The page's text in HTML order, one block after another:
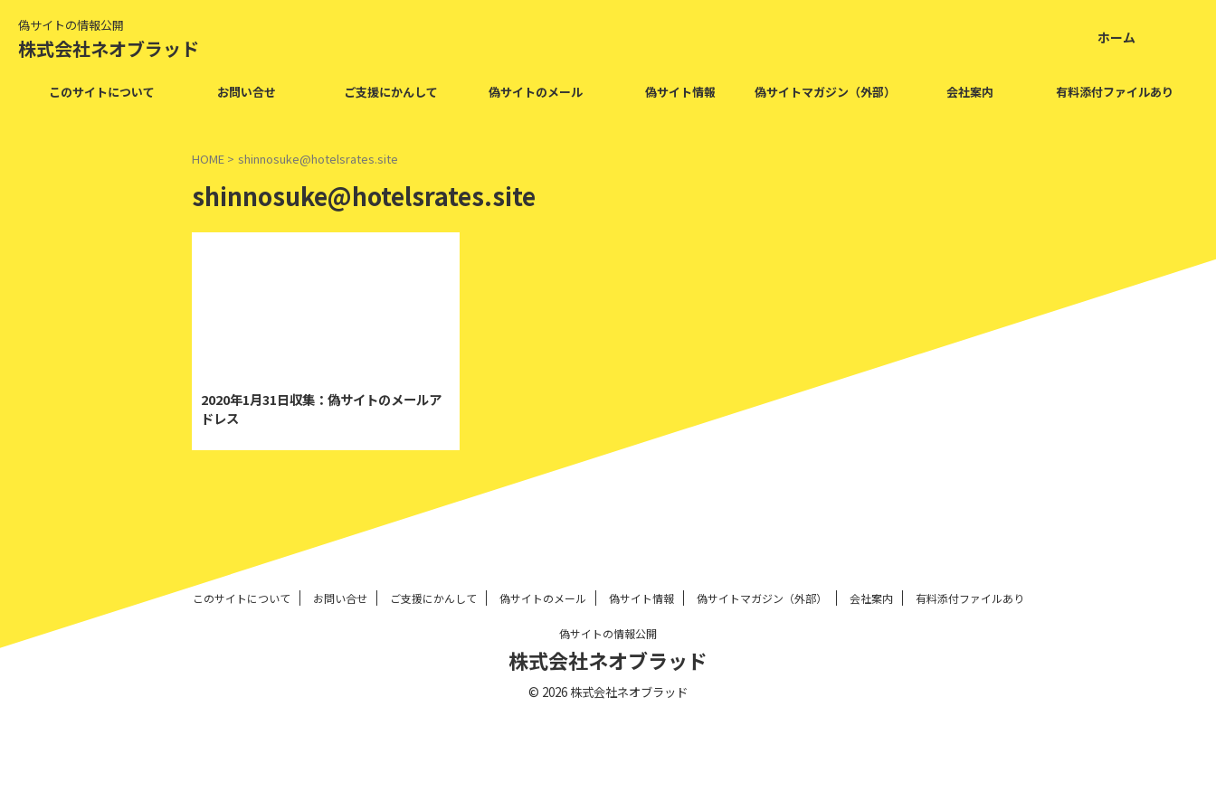
偽サイトの情報公開
株式会社ネオブラッド ホーム
このサイトについて お問い合せ ご支援にかんして 偽サイトのメール 偽サイト情報 偽サイトマガジン（外部） 会社案内 有料添付ファイルあり
HOME > shinnosuke@hotelsrates.site
shinnosuke@hotelsrates.site
2020年1月31日収集：偽サイトのメールア
ドレス
このサイトについて お問い合せ ご支援にかんして 偽サイトのメール 偽サイト情報 偽サイトマガジン（外部） 会社案内 有料添付ファイルあり
偽サイトの情報公開
株式会社ネオブラッド
© 2026 株式会社ネオブラッド